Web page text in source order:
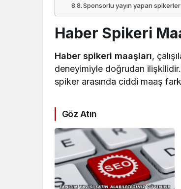
Sponsorlu yayın yapan spikerler
Haber Spikeri
Haber spikeri maaşları,
deneyimiyle doğrudan
spiker arasında ciddi maaş
Göz Atın